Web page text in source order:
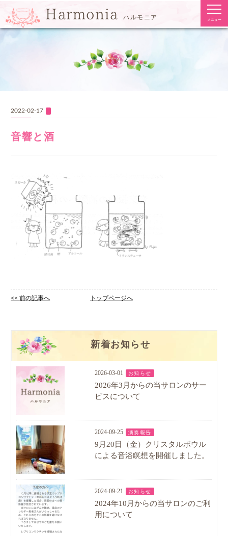
Harmonia ハルモニア メニュー
2022-02-17
音響と酒
<< 前の記事へ トップページへ
新着お知らせ
2026-03-01 お知らせ
2026年3月からの当サロンのサー
ビスについて
2024-09-25 演奏報告
9月20日（金）クリスタルボウル
による音浴瞑想を開催しました。
2024-09-21 お知らせ
2024年10月からの当サロンのご利
用について